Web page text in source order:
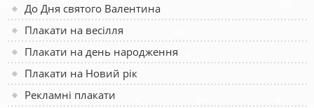
До Дня святого Валентина
Плакати на весілля
Плакати на день народження
Плакати на Новий рік
Рекламні плакати